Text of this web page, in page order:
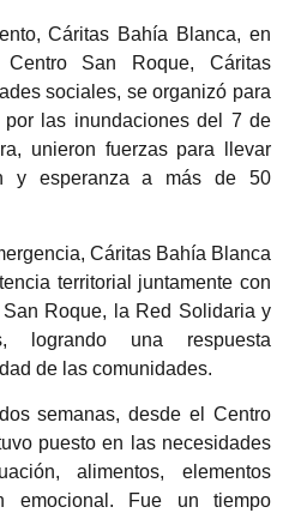
Cáritas Bahía Blanca, en
San Roque, Cáritas
sociales, se organizó para
las inundaciones del 7 de
unieron fuerzas para llevar
y esperanza a más de 50
Cáritas Bahía Blanca
territorial juntamente con
Roque, la Red Solidaria y
logrando una respuesta
de las comunidades.
semanas, desde el Centro
puesto en las necesidades
alimentos, elementos
emocional. Fue un tiempo